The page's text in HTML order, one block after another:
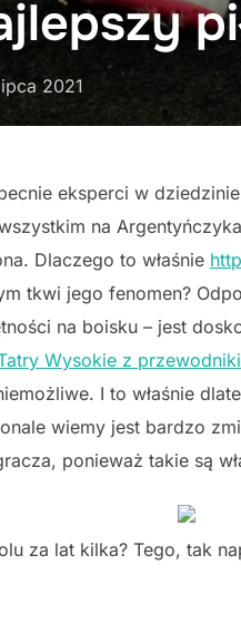
2021
eksperci w
na
Dlaczego to właśnie
tkwi jego fenomen?
na boisku – jest
Wysokie z
I to właśnie
wiemy jest bardzo
ponieważ takie są
za lat kilka? Tego, tak